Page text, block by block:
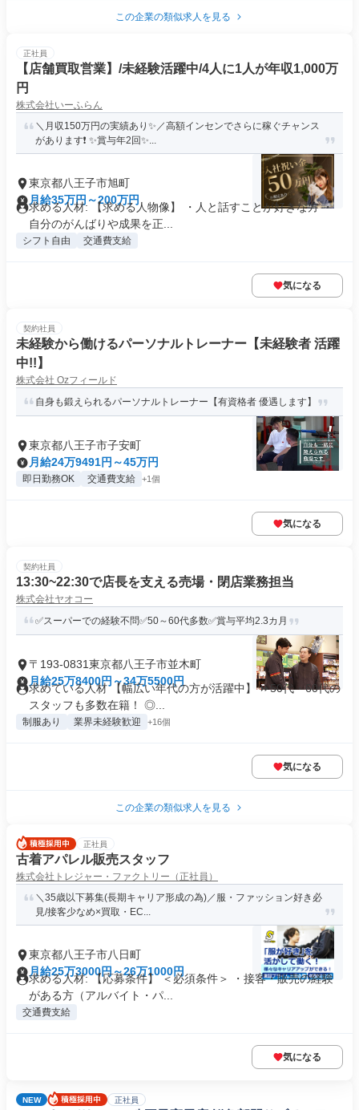
この企業の類似求人を見る
正社員
【店舗買取営業】/未経験活躍中/4人に1人が年収1,000万
円
株式会社いーふらん
＼月収150万円の実績あり✨／高額インセンでさらに稼ぐチャンス
があります❗ ✨賞与年2回✨...
東京都八王子市旭町
月給35万円～200万円
求める人材: 【求める人物像】 ・人と話すことが好きな方 ・
自分のがんばりや成果を正...
シフト自由 交通費支給
気になる
契約社員
未経験から働けるパーソナルトレーナー【未経験者 活躍
中!!】
株式会社 Ozフィールド
自身も鍛えられるパーソナルトレーナー【有資格者 優遇します】
東京都八王子市子安町
月給24万9491円～45万円
即日勤務OK 交通費支給 +1個
気になる
契約社員
13:30~22:30で店長を支える売場・閉店業務担当
株式会社ヤオコー
✅スーパーでの経験不問✅50～60代多数✅賞与平均2.3カ月
〒193-0831東京都八王子市並木町
月給25万8400円～34万5500円
求めている人材 【幅広い年代の方が活躍中】 ⏩50代・60代の
スタッフも多数在籍！ ◎...
制服あり 業界未経験歓迎 +16個
気になる
この企業の類似求人を見る
正社員
古着アパレル販売スタッフ
株式会社トレジャー・ファクトリー（正社員）
＼35歳以下募集(長期キャリア形成の為)／服・ファッション好き必
見/接客少なめ×買取・EC...
東京都八王子市八日町
月給25万3000円～26万1000円
求める人材: 【応募条件】 ＜必須条件＞ ・接客・販売の経験
がある方（アルバイト・パ...
交通費支給
気になる
NEW 正社員